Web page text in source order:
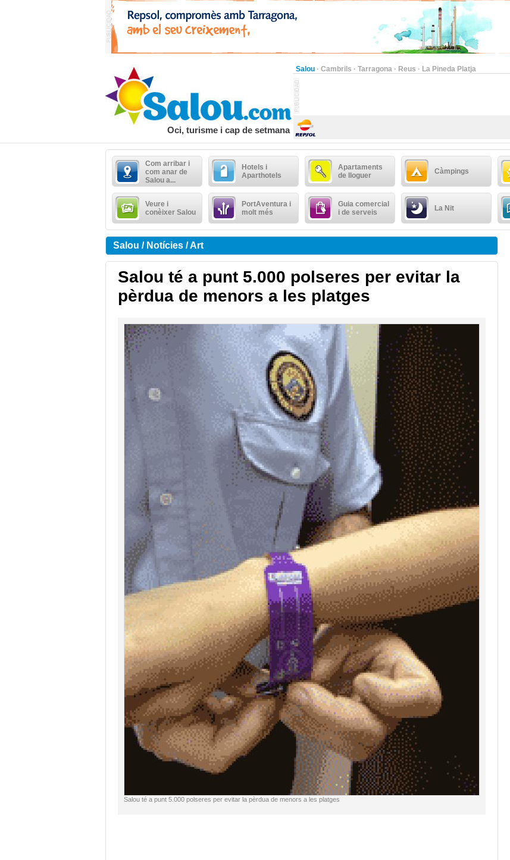
Salou · Cambrils · Tarragona · Reus · La Pineda Platja
Oci, turisme i cap de setmana
Com arribar i
com anar de
Salou a...
Hotels i
Aparthotels
Apartaments
de lloguer
Càmpings
Veure i
conèixer Salou
PortAventura i
molt més
Guia comercial
i de serveis
La Nit
Salou / Notícies / Art
Salou té a punt 5.000 polseres per evitar la
pèrdua de menors a les platges
Salou té a punt 5.000 polseres per evitar la pèrdua de menors a les platges